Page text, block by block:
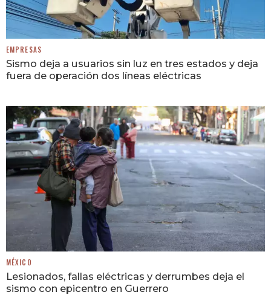
EMPRESAS
Sismo deja a usuarios sin luz en tres estados y deja
fuera de operación dos líneas eléctricas
MÉXICO
Lesionados, fallas eléctricas y derrumbes deja el
sismo con epicentro en Guerrero